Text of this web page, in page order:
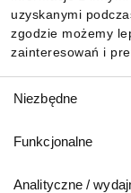
uzyskanymi
zgodzie możemy
zainteresowań i
zgody
Niezbędne
Funkcjonalne
Analityczne /